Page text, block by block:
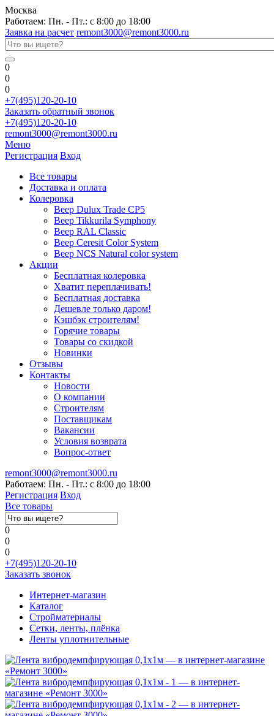
Москва
Работаем: Пн. - Пт.: с 8:00 до 18:00
Заявка на расчет remont3000@remont3000.ru
0
0
0
+7(495)120-20-10
Заказать обратный звонок
+7(495)120-20-10
remont3000@remont3000.ru
Меню
Регистрация Вход
Все товары
Доставка и оплата
Колеровка
Веер Dulux Trade CP5
Веер Tikkurila Symphony
Веер RAL Classic
Веер Ceresit Color System
Веер NCS Natural color system
Акции
Бесплатная колеровка
Хватит переплачивать!
Бесплатная доставка
Дешевле только даром!
Кэшбэк строителям!
Горячие товары
Товары со скидкой
Новинки
Отзывы
Контакты
Новости
О компании
Строителям
Поставщикам
Вакансии
Условия возврата
Вопрос-ответ
remont3000@remont3000.ru
Работаем: Пн. - Пт.: с 8:00 до 18:00
Регистрация Вход
Все товары
0
0
0
+7(495)120-20-10
Заказать звонок
Интернет-магазин
Каталог
Стройматериалы
Сетки, ленты, плёнка
Ленты уплотнительные